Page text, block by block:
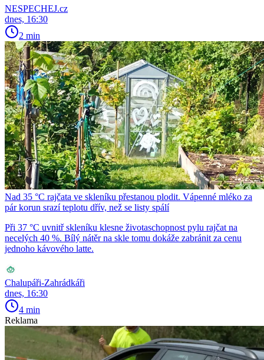
NESPECHEJ.cz
dnes, 16:30
2 min
Nad 35 °C rajčata ve skleníku přestanou plodit. Vápenné mléko za
pár korun srazí teplotu dřív, než se listy spálí
Při 37 °C uvnitř skleníku klesne životaschopnost pylu rajčat na
necelých 40 %. Bílý nátěr na skle tomu dokáže zabránit za cenu
jednoho kávového latte.
Chalupáři-Zahrádkáři
dnes, 16:30
4 min
Reklama